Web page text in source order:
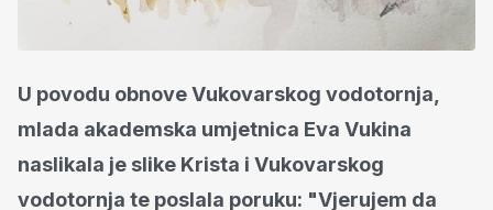
U povodu obnove Vukovarskog vodotornja,
mlada akademska umjetnica Eva Vukina
naslikala je slike Krista i Vukovarskog
vodotornja te poslala poruku: "Vjerujem da